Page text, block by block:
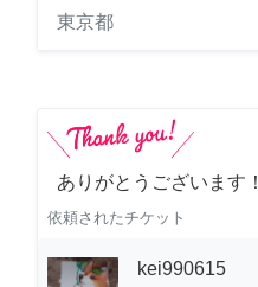
東京都
ありがとうございます！
依頼されたチケット
kei990615